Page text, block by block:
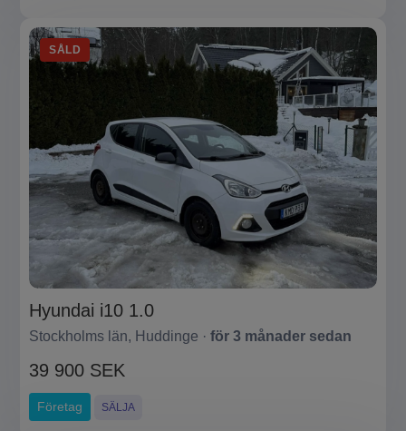
SÅLD
Hyundai i10 1.0
Stockholms län, Huddinge · för 3 månader sedan
39 900 SEK
Företag SÄLJA